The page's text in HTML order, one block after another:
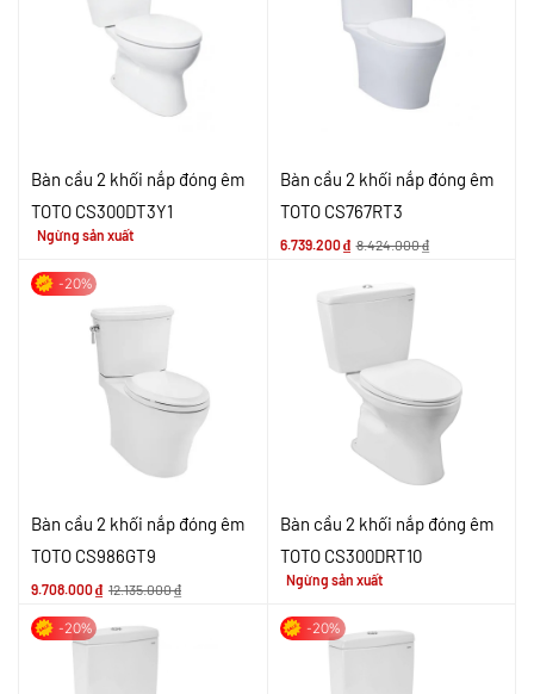
Bàn cầu 2 khối nắp đóng êm
TOTO CS300DT3Y1
Ngừng sản xuất
Bàn cầu 2 khối nắp đóng êm
TOTO CS767RT3
6.739.200₫ 8.424.000₫
-20%
Bàn cầu 2 khối nắp đóng êm
TOTO CS986GT9
9.708.000₫ 12.135.000₫
Bàn cầu 2 khối nắp đóng êm
TOTO CS300DRT10
Ngừng sản xuất
-20% -20%